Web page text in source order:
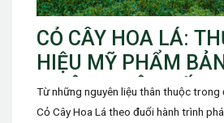
CỎ CÂY HOA LÁ:
HIỆU MỸ PHẨM
THIÊN NHIÊN ĐẤT
Từ những nguyên liệu thân thuộc trong
Cỏ Cây Hoa Lá theo đuổi hành trình